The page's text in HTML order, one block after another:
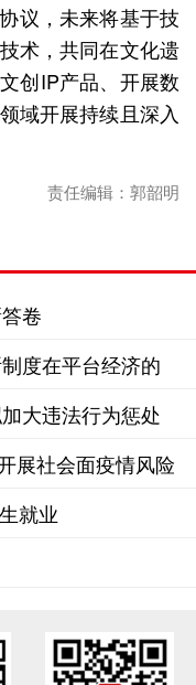
议，未来将基于技
术，共同在文化遗
创IP产品、开展数
域开展持续且深入
责任编辑：郭韶明
卷
度在平台经济的
大违法行为惩处
展社会面疫情风险
就业